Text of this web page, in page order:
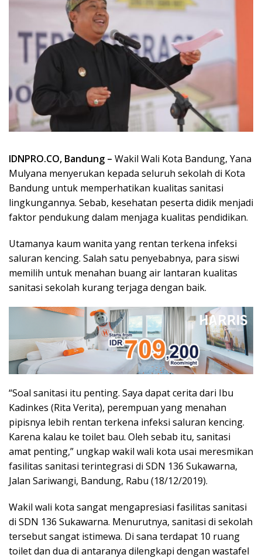
IDNPRO.CO, Bandung – Wakil Wali Kota Bandung, Yana
Mulyana menyerukan kepada seluruh sekolah di Kota
Bandung untuk memperhatikan kualitas sanitasi
lingkungannya. Sebab, kesehatan peserta didik menjadi
faktor pendukung dalam menjaga kualitas pendidikan.
Utamanya kaum wanita yang rentan terkena infeksi
saluran kencing. Salah satu penyebabnya, para siswi
memilih untuk menahan buang air lantaran kualitas
sanitasi sekolah kurang terjaga dengan baik.
“Soal sanitasi itu penting. Saya dapat cerita dari Ibu
Kadinkes (Rita Verita), perempuan yang menahan
pipisnya lebih rentan terkena infeksi saluran kencing.
Karena kalau ke toilet bau. Oleh sebab itu, sanitasi
amat penting,” ungkap wakil wali kota usai meresmikan
fasilitas sanitasi terintegrasi di SDN 136 Sukawarna,
Jalan Sariwangi, Bandung, Rabu (18/12/2019).
Wakil wali kota sangat mengapresiasi fasilitas sanitasi
di SDN 136 Sukawarna. Menurutnya, sanitasi di sekolah
tersebut sangat istimewa. Di sana terdapat 10 ruang
toilet dan dua di antaranya dilengkapi dengan wastafel